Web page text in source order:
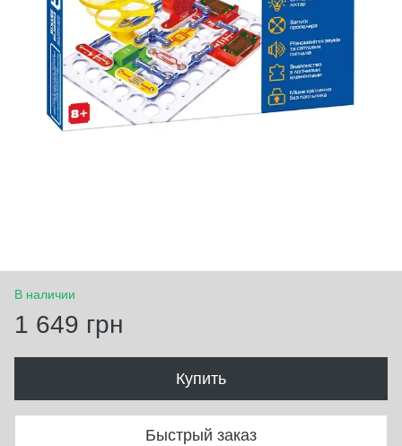
В наличии
1 649 грн
Купить
Быстрый заказ